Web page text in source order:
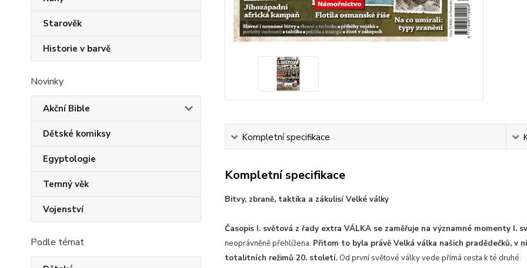
Starověk
Historie v barvě
Novinky
Akční Bible
Dětské komiksy
Egyptologie
Temný věk
Vojenství
Podle témat
Kompletní specifikace
Kompletní specifikace
Bitvy, zbraně, taktika a zákulisí Velké války
Časopis I. světová z řady extra VÁLKA se zaměřuje na významné momenty I.
neoprávněně přehlížena. Přitom to byla právě Velká válka našich pradědečků,
totalitních režimů 20. století.Od první světové války vede přímá cesta k té druhé.